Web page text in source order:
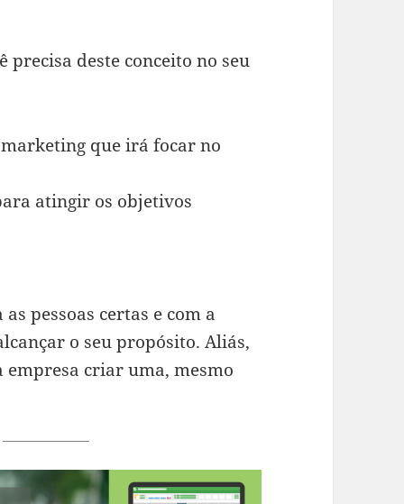
precisa deste conceito no seu
que irá focar no
atingir os objetivos
pessoas certas e com a
o seu propósito. Aliás,
criar uma, mesmo